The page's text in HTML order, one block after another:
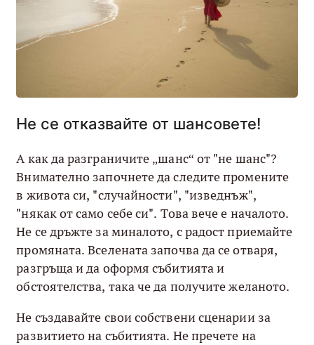
Не се отказвайте от шансовете!
А как да разграничите „шанс“ от "не шанс"?
Внимателно започнете да следите промените
в живота си, "случайности", "изведнъж",
"някак от само себе си". Това вече е началото.
Не се дръжте за миналото, с радост приемайте
промяната. Вселената започва да се отваря,
разгръща и да оформя събитията и
обстоятелства, така че да получите желаното.
Не създавайте свои собствени сценарии за
развитието на събитията. Не пречете на